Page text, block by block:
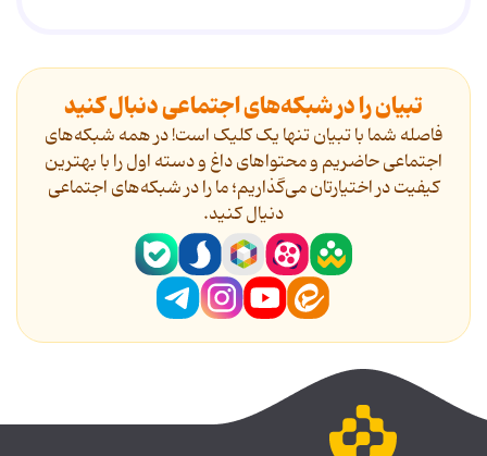
تبیان را در شبکه‌های اجتماعی دنبال کنید
فاصله شما با تبیان تنها یک کلیک است! در همه شبکه‌های
اجتماعی حاضریم و محتواهای داغ و دسته اول را با بهترین
کیفیت در اختیارتان می‌گذاریم؛ ما را در شبکه‌های اجتماعی
دنیال کنید.